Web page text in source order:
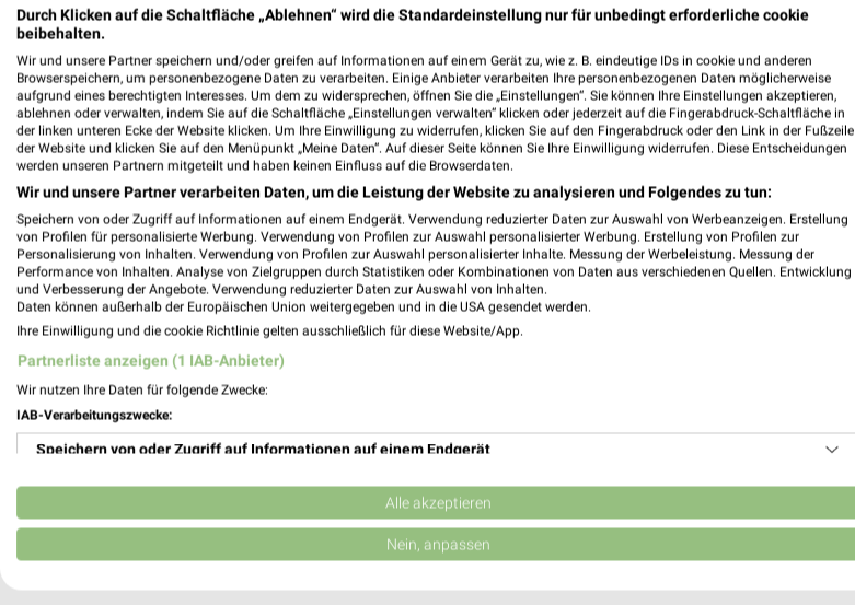
470,50 km
KODi Angebote in Bonn Beuel
Bonn Beuel, Deutschland
476,45 km
KODi Angebote in Rösrath
Rösrath, Deutschland
465,17 km
Durch Klicken auf die Schaltfläche „Ablehnen“ wird die Standardeinstellung nur für unbedingt erforderliche cookie
beibehalten.
Wir und unsere Partner speichern und/oder greifen auf Informationen auf einem Gerät zu, wie z. B. eindeutige IDs in cookie und anderen
Browserspeichern, um personenbezogene Daten zu verarbeiten. Einige Anbieter verarbeiten Ihre personenbezogenen Daten möglicherweise
aufgrund eines berechtigten Interesses. Um dem zu widersprechen, öffnen Sie die „Einstellungen“. Sie können Ihre Einstellungen akzeptieren,
ablehnen oder verwalten, indem Sie auf die Schaltfläche „Einstellungen verwalten“ klicken oder jederzeit auf die Fingerabdruck-Schaltfläche in
der linken unteren Ecke der Website klicken. Um Ihre Einwilligung zu widerrufen, klicken Sie auf den Fingerabdruck oder den Link in der Fußzeile
der Website und klicken Sie auf den Menüpunkt „Meine Daten“. Auf dieser Seite können Sie Ihre Einwilligung widerrufen. Diese Entscheidungen
werden unseren Partnern mitgeteilt und haben keinen Einfluss auf die Browserdaten.
Wir und unsere Partner verarbeiten Daten, um die Leistung der Website zu analysieren und Folgendes zu tun:
Speichern von oder Zugriff auf Informationen auf einem Endgerät. Verwendung reduzierter Daten zur Auswahl von Werbeanzeigen. Erstellung
von Profilen für personalisierte Werbung. Verwendung von Profilen zur Auswahl personalisierter Werbung. Erstellung von Profilen zur
Personalisierung von Inhalten. Verwendung von Profilen zur Auswahl personalisierter Inhalte. Messung der Werbeleistung. Messung der
Performance von Inhalten. Analyse von Zielgruppen durch Statistiken oder Kombinationen von Daten aus verschiedenen Quellen. Entwicklung
und Verbesserung der Angebote. Verwendung reduzierter Daten zur Auswahl von Inhalten.
Daten können außerhalb der Europäischen Union weitergegeben und in die USA gesendet werden.
Ihre Einwilligung und die cookie Richtlinie gelten ausschließlich für diese Website/App.
Partnerliste anzeigen (1 IAB-Anbieter)
Wir nutzen Ihre Daten für folgende Zwecke:
IAB-Verarbeitungszwecke:
Speichern von oder Zugriff auf Informationen auf einem Endgerät
Verwendung reduzierter Daten zur Auswahl von Werbeanzeigen
Erstellung von Profilen für personalisierte Werbung
Alle akzeptieren
Nein, anpassen